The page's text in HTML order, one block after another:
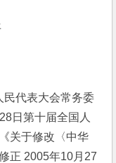
民代表大会常务委
日第十届全国人
关于修改〈中华
正 2005年10月27